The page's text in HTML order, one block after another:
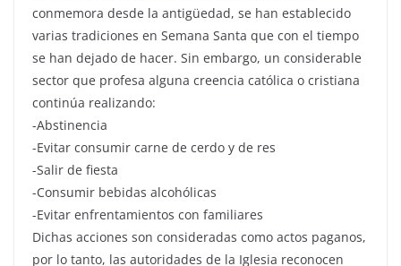
conmemora desde la antigüedad, se han establecido
varias tradiciones en Semana Santa que con el tiempo
se han dejado de hacer. Sin embargo, un considerable
sector que profesa alguna creencia católica o cristiana
continúa realizando:
-Abstinencia
-Evitar consumir carne de cerdo y de res
-Salir de fiesta
-Consumir bebidas alcohólicas
-Evitar enfrentamientos con familiares
Dichas acciones son consideradas como actos paganos,
por lo tanto, las autoridades de la Iglesia reconocen